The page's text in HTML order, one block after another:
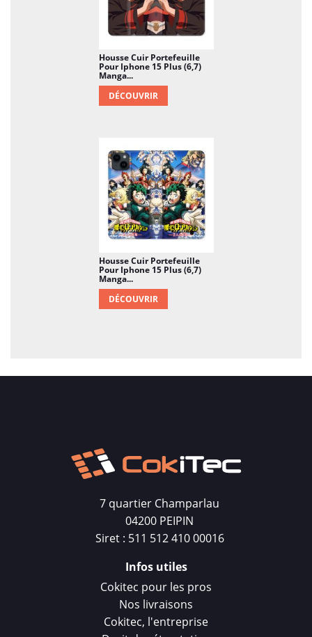
Housse Cuir Portefeuille
Pour Iphone 15 Plus (6,7)
Manga...
DÉCOUVRIR
Housse Cuir Portefeuille
Pour Iphone 15 Plus (6,7)
Manga...
DÉCOUVRIR
7 quartier Champarlau
04200 PEIPIN
Siret : 511 512 410 00016
Infos utiles
Cokitec pour les pros
Nos livraisons
Cokitec, l'entreprise